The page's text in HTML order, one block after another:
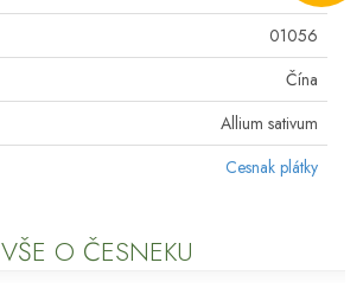
01056
Čína
Allium sativum
Cesnak plátky
VŠE O ČESNEKU